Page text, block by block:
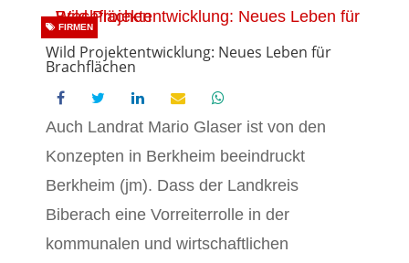
Wild Projektentwicklung: Neues Leben für
Brachflächen
FIRMEN
Auch Landrat Mario Glaser ist von den
Konzepten in Berkheim beeindruckt
Berkheim (jm). Dass der Landkreis
Biberach eine Vorreiterrolle in der
kommunalen und wirtschaftlichen